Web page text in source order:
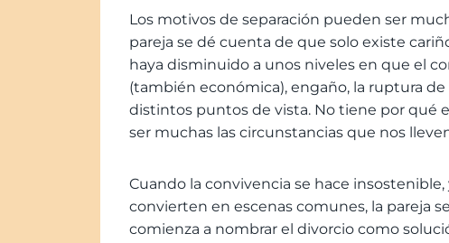
Los motivos de separación pueden ser
pareja se dé cuenta de que solo existe
haya disminuido a unos niveles en que el
(también económica), engaño, la ruptura de
distintos puntos de vista. No tiene por qué
ser muchas las circunstancias que nos
Cuando la convivencia se hace insostenible,
convierten en escenas comunes, la pareja
comienza a nombrar el divorcio como